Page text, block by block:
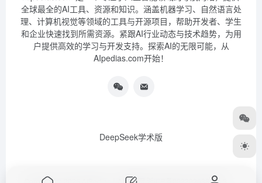
全球最全的AI工具、资源和知识。涵盖机器学习、自然语言处
理、计算机视觉等领域的工具与开源项目，帮助开发者、学生
和企业快速找到所需资源。紧跟AI行业动态与技术趋势，为用
户提供高效的学习与开发支持。探索AI的无限可能，从
AIpedias.com开始！
DeepSeek学术版
Copyright © 2026 AIPedias｜AI导航网 浙ICP备2023026385号-3